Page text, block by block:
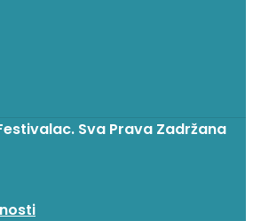
Sva Prava Zadržana